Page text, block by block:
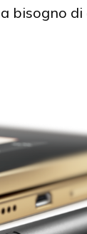
bisogno